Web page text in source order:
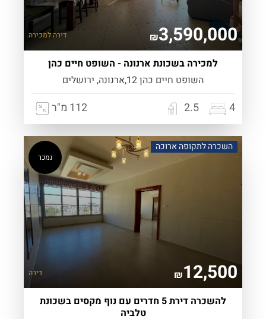
₪3,590,000 דירהלמכירה
למכירה בשכונת ארנונה - השופט חיים כהן
השופט חיים כהן 12,ארנונה, ירושלים
4
2.5 112 מ"ר
השכרה לתקופה ארוכה
נמכר
₪12,500 דירה
להשכרה דירת 5 חדרים עם נוף מקסים בשכונת
טלביה